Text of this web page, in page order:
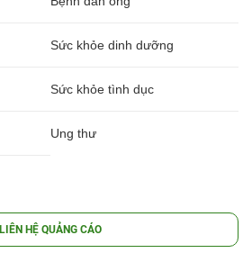
Sức khỏe dinh dưỡng
Sức khỏe tình dục
Ung thư
LIÊN HỆ QUẢNG CÁO